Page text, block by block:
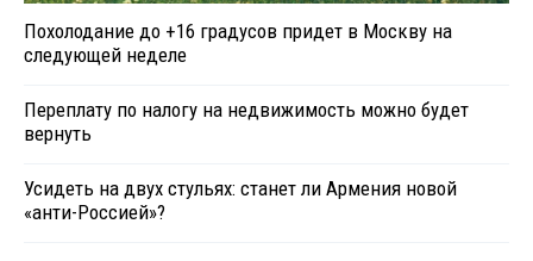
Похолодание до +16 градусов придет в Москву на
следующей неделе
Переплату по налогу на недвижимость можно будет
вернуть
Усидеть на двух стульях: станет ли Армения новой
«анти-Россией»?